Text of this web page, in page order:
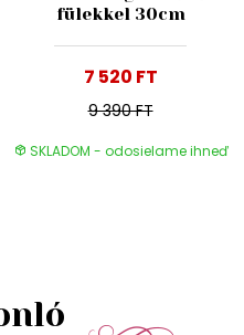
fülekkel 30cm
7 520 FT
9 390 FT
SKLADOM - odosielame ihneď